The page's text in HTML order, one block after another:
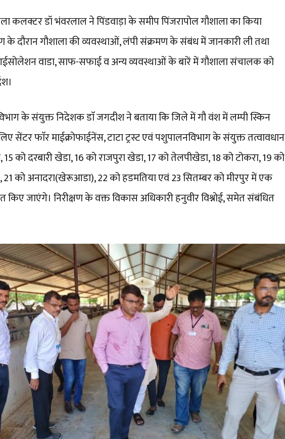
कलक्टर डॉ भंवरलाल ने पिंडवाड़ा के समीप पिंजरापोल गौशाला का किया
के दौरान गौशाला की व्यवस्थाओं, लंपी संक्रमण के संबंध में जानकारी ली तथा
आईसोलेशन वाडा, साफ-सफाई व अन्य व्यवस्थाओं के बारें में गौशाला संचालक को
के संयुक्त निदेशक डाॅ जगदीश ने बताया कि जिले में गौ वंश में लम्पी स्किन
सेंटर फाॅर माईक्रोफाईनेंस, टाटा ट्रस्ट एवं पशुपालनविभाग के संयुक्त तत्वावधान
15 को दरबारी खेडा, 16 को राजपुरा खेडा, 17 को तेलपीखेडा, 18 को टोकरा, 19 को
21 को अनादरा(खेरूआडा), 22 को हडमतिया एवं 23 सितम्बर को मीरपुर में एक
किए जाएंगे। निरीक्षण के वक्त विकास अधिकारी हनुवीर विश्नोई, समेत संबंधित